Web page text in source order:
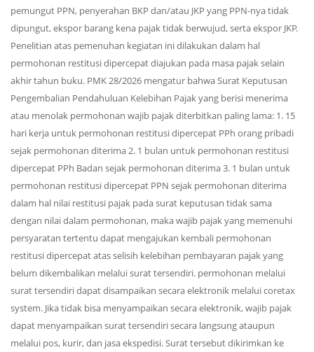
pemungut PPN, penyerahan BKP dan/atau JKP yang PPN-nya tidak
dipungut, ekspor barang kena pajak tidak berwujud, serta ekspor JKP.
Penelitian atas pemenuhan kegiatan ini dilakukan dalam hal
permohonan restitusi dipercepat diajukan pada masa pajak selain
akhir tahun buku. PMK 28/2026 mengatur bahwa Surat Keputusan
Pengembalian Pendahuluan Kelebihan Pajak yang berisi menerima
atau menolak permohonan wajib pajak diterbitkan paling lama: 1. 15
hari kerja untuk permohonan restitusi dipercepat PPh orang pribadi
sejak permohonan diterima 2. 1 bulan untuk permohonan restitusi
dipercepat PPh Badan sejak permohonan diterima 3. 1 bulan untuk
permohonan restitusi dipercepat PPN sejak permohonan diterima
dalam hal nilai restitusi pajak pada surat keputusan tidak sama
dengan nilai dalam permohonan, maka wajib pajak yang memenuhi
persyaratan tertentu dapat mengajukan kembali permohonan
restitusi dipercepat atas selisih kelebihan pembayaran pajak yang
belum dikembalikan melalui surat tersendiri. permohonan melalui
surat tersendiri dapat disampaikan secara elektronik melalui coretax
system. Jika tidak bisa menyampaikan secara elektronik, wajib pajak
dapat menyampaikan surat tersendiri secara langsung ataupun
melalui pos, kurir, dan jasa ekspedisi. Surat tersebut dikirimkan ke